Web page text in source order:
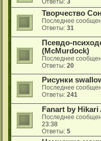
Творчество
Последнее
Ответы: 31
Псевдо-
(McMurdock)
Последнее
Ответы: 20
Рисунки
Последнее
Ответы: 241
Fanart by
Последнее
23:38
Ответы: 5